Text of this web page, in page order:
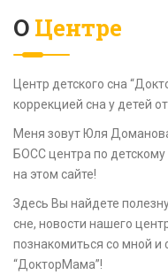
O Центре
Центр детского сна
коррекцией сна у детей
Меня зовут Юля
БОСС центра по
на этом сайте!
Здесь Вы найдете
сне, новости нашего
познакомиться со мной
“ДокторМама”!